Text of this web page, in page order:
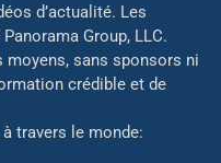
d’actualité. Les
Group, LLC.
sans sponsors ni
crédible et de
travers le monde: